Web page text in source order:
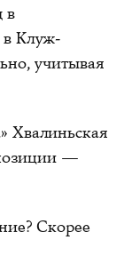
в
в Клуж-
учитывая
Хвалиньская
—
Скорее